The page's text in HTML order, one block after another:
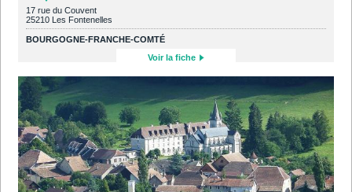
17 rue du Couvent
25210 Les Fontenelles
BOURGOGNE-FRANCHE-COMTÉ
Voir la fiche